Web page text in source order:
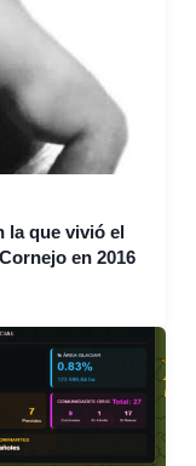
la que vivió el
en 2016